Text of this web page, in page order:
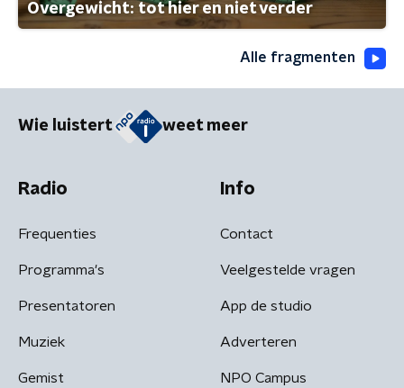
Overgewicht: tot hier en niet verder
Alle fragmenten
Wie luistert weet meer
Radio
Frequenties
Programma's
Presentatoren
Muziek
Gemist
Info
Contact
Veelgestelde vragen
App de studio
Adverteren
NPO Campus